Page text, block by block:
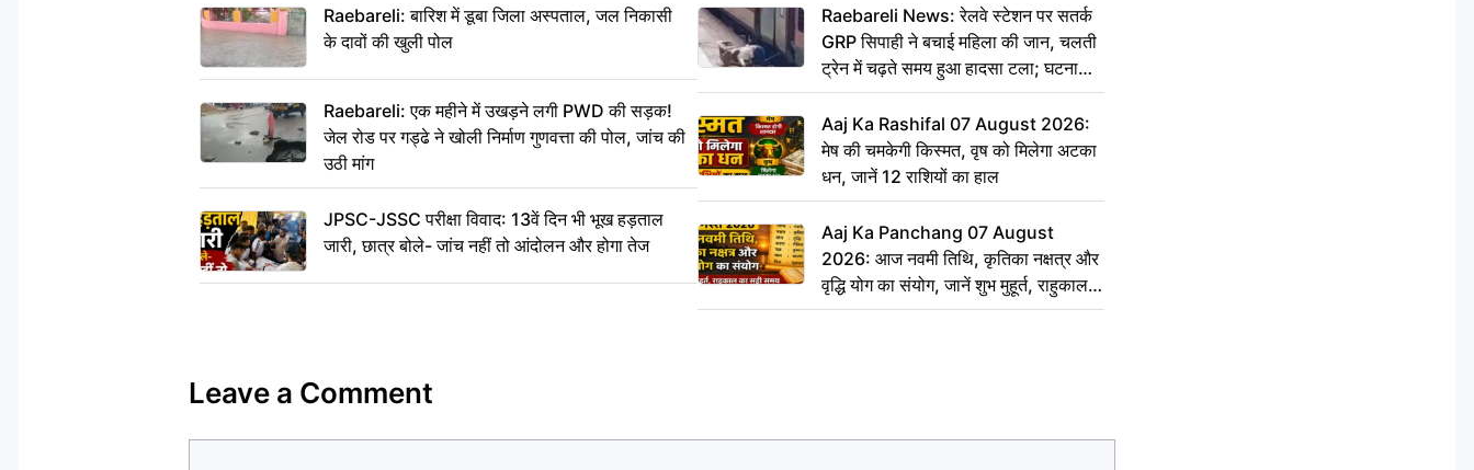
Raebareli: बारिश में डूबा जिला अस्पताल, जल निकासी
के दावों की खुली पोल
Raebareli: एक महीने में उखड़ने लगी PWD की सड़क!
जेल रोड पर गड्ढे ने खोली निर्माण गुणवत्ता की पोल, जांच की
उठी मांग
JPSC-JSSC परीक्षा विवाद: 13वें दिन भी भूख हड़ताल
जारी, छात्र बोले- जांच नहीं तो आंदोलन और होगा तेज
Raebareli News: रेलवे स्टेशन पर सतर्क
GRP सिपाही ने बचाई महिला की जान, चलती
ट्रेन में चढ़ते समय हुआ हादसा टला; घटना
CCTV में कैद
Aaj Ka Rashifal 07 August 2026:
मेष की चमकेगी किस्मत, वृष को मिलेगा अटका
धन, जानें 12 राशियों का हाल
Aaj Ka Panchang 07 August
2026: आज नवमी तिथि, कृतिका नक्षत्र और
वृद्धि योग का संयोग, जानें शुभ मुहूर्त, राहुकाल
का सही समय
Leave a Comment